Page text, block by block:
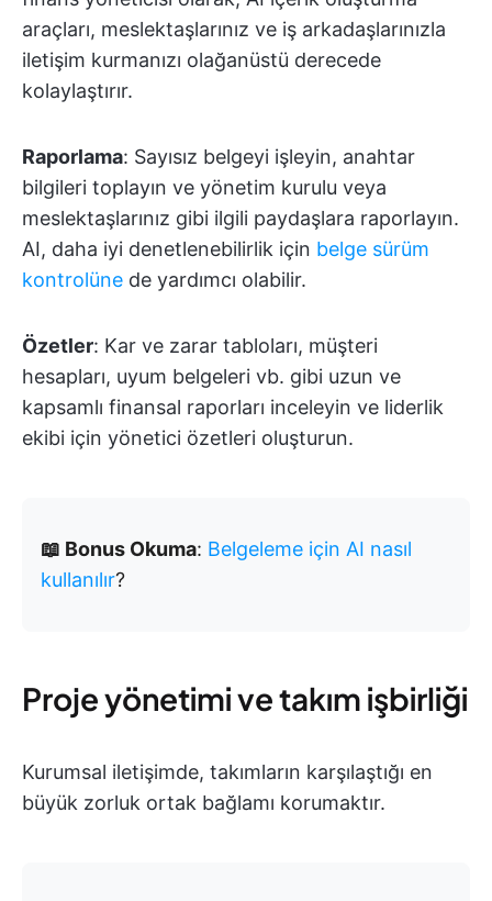
araçları, meslektaşlarınız ve iş arkadaşlarınızla
iletişim kurmanızı olağanüstü derecede
kolaylaştırır.
Raporlama: Sayısız belgeyi işleyin, anahtar
bilgileri toplayın ve yönetim kurulu veya
meslektaşlarınız gibi ilgili paydaşlara raporlayın.
AI, daha iyi denetlenebilirlik için belge sürüm
kontrolüne de yardımcı olabilir.
Özetler: Kar ve zarar tabloları, müşteri
hesapları, uyum belgeleri vb. gibi uzun ve
kapsamlı finansal raporları inceleyin ve liderlik
ekibi için yönetici özetleri oluşturun.
📖 Bonus Okuma: Belgeleme için AI nasıl
kullanılır?
Proje yönetimi ve takım işbirliği
Kurumsal iletişimde, takımların karşılaştığı en
büyük zorluk ortak bağlamı korumaktır.